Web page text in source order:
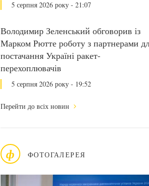
5 серпня 2026 року - 21:07
Володимир Зеленський обговорив із
Марком Рютте роботу з партнерами
постачання Україні ракет-
перехоплювачів
5 серпня 2026 року - 19:52
Перейти до всіх новин
ф ФОТОГАЛЕРЕЯ